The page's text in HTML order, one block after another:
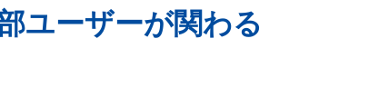
ユーザーが関わる